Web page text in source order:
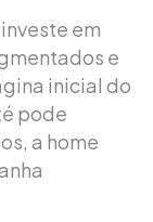
em
e
inicial do
pode
a home